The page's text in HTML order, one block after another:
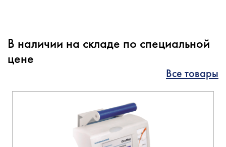
В наличии на складе по специальной
цене
Все товары